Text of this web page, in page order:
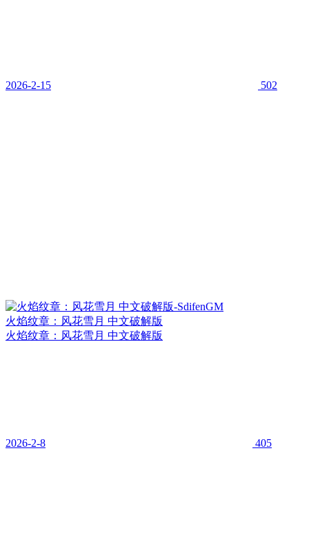
2026-2-15 502
火焰纹章：风花雪月 中文破解版
火焰纹章：风花雪月 中文破解版
2026-2-8 405